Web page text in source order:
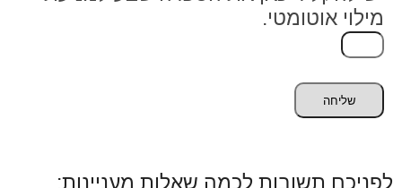
מילוי אוטומטי.
לפניכם תשובות לכמה שאלות מעניינות: